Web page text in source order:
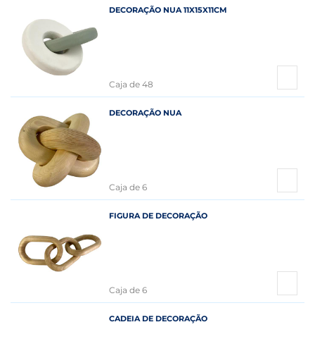
DECORAÇÃO NUA 11X15X11CM
Caja de 48
DECORAÇÃO NUA
Caja de 6
FIGURA DE DECORAÇÃO
Caja de 6
CADEIA DE DECORAÇÃO